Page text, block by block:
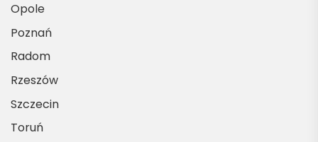
Opole
Poznań
Radom
Rzeszów
Szczecin
Toruń